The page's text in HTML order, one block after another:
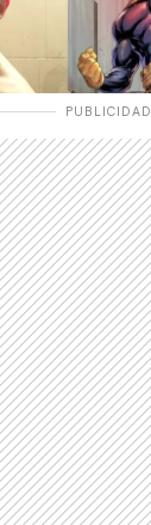
PUBLICIDAD